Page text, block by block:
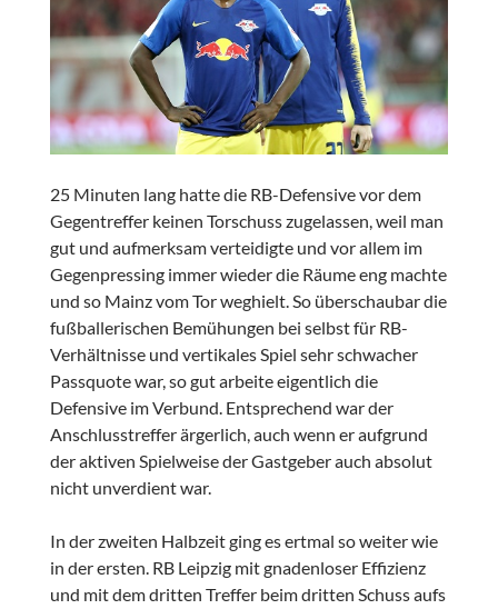
25 Minuten lang hatte die RB-Defensive vor dem
Gegentreffer keinen Torschuss zugelassen, weil man
gut und aufmerksam verteidigte und vor allem im
Gegenpressing immer wieder die Räume eng machte
und so Mainz vom Tor weghielt. So überschaubar die
fußballerischen Bemühungen bei selbst für RB-
Verhältnisse und vertikales Spiel sehr schwacher
Passquote war, so gut arbeite eigentlich die
Defensive im Verbund. Entsprechend war der
Anschlusstreffer ärgerlich, auch wenn er aufgrund
der aktiven Spielweise der Gastgeber auch absolut
nicht unverdient war.
In der zweiten Halbzeit ging es ertmal so weiter wie
in der ersten. RB Leipzig mit gnadenloser Effizienz
und mit dem dritten Treffer beim dritten Schuss aufs